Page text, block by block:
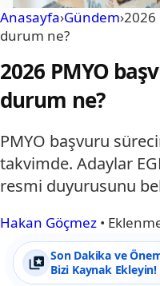
Anasayfa›Gündem›2026
durum ne?
2026 PMYO
durum ne?
PMYO başvuru
takvimde. Adaylar
resmi duyurusunu
Hakan Göçmez •
Son Dakika ve
Bizi Kaynak Ekleyin!